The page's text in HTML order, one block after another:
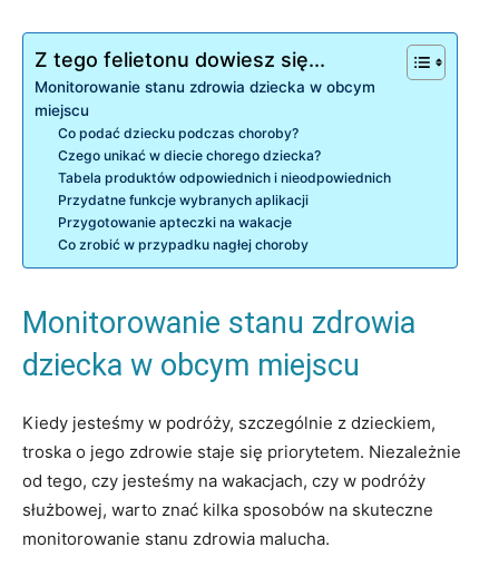
Z tego felietonu dowiesz się...
Monitorowanie ‌stanu zdrowia ​dziecka w obcym
miejscu
Co podać dziecku podczas choroby?
Czego ‍unikać w diecie chorego dziecka?
Tabela produktów odpowiednich ⁤i nieodpowiednich
Przydatne funkcje wybranych aplikacji
Przygotowanie apteczki na wakacje
Co zrobić w przypadku nagłej choroby
Monitorowanie ‌stanu zdrowia ​
dziecka w obcym miejscu
Kiedy jesteśmy w podróży, ⁤szczególnie z dzieckiem,
troska o jego ⁤zdrowie⁣ staje się ‌priorytetem.⁢ Niezależnie
od tego, czy jesteśmy na ⁣wakacjach, czy w ​podróży
służbowej, warto znać ​kilka ⁤sposobów ⁤na skuteczne​
monitorowanie stanu zdrowia malucha.